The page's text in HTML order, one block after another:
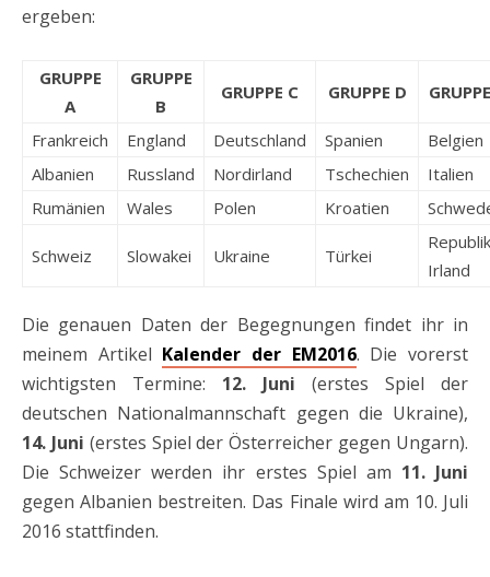
ergeben:
GRUPPE
A
GRUPPE
B
GRUPPE C GRUPPE D
Frankreich England Deutschland Spanien
Belgien
Albanien
Russland Nordirland Tschechien
Italien
Rumänien
Wales Polen Kroatien
Schweiz Slowakei Ukraine Türkei
Republik
Irland
Die genauen Daten der Begegnungen findet ihr in
meinem Artikel Kalender der EM2016. Die vorerst
wichtigsten Termine: 12. Juni (erstes Spiel der
deutschen Nationalmannschaft gegen die Ukraine),
14. Juni (erstes Spiel der Österreicher gegen Ungarn).
Die Schweizer werden ihr erstes Spiel am 11. Juni
gegen Albanien bestreiten. Das Finale wird am 10. Juli
2016 stattfinden.